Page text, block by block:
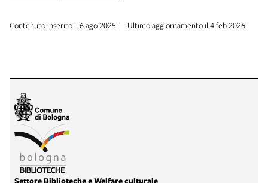
Contenuto inserito il 6 ago 2025 — Ultimo aggiornamento il 4 feb 2026
Settore Biblioteche e Welfare culturale